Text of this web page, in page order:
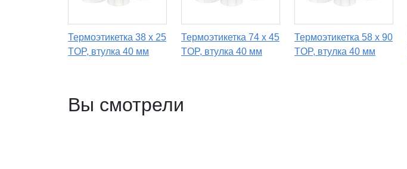
Термоэтикетка 38 х 25
TOP, втулка 40 мм
Термоэтикетка 74 х 45
TOP, втулка 40 мм
Термоэтикетка 58 х 90
TOP, втулка 40 мм
Вы смотрели